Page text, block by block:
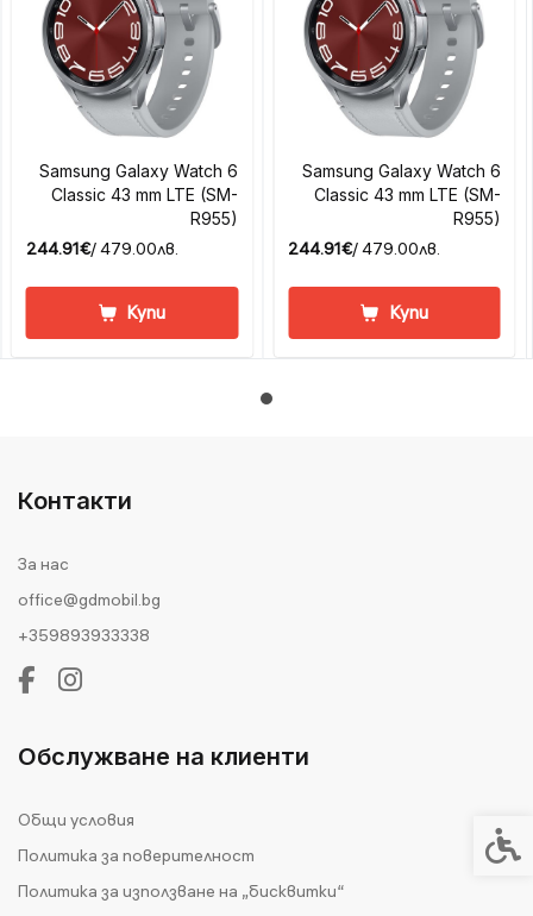
Samsung Galaxy Watch 6
Classic 43 mm LTE (SM-
R955)
244.91€/ 479.00лв.
Купи
Samsung Galaxy Watch 6
Classic 43 mm LTE (SM-
R955)
244.91€/ 479.00лв.
Купи
Контакти
За нас
office@gdmobil.bg
+359893933338
Обслужване на клиенти
Общи условия
Политика за поверителност
Политика за използване на „бисквитки“